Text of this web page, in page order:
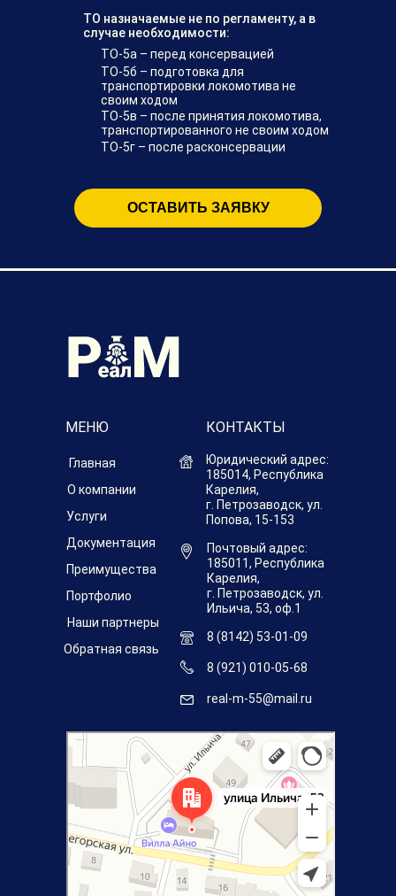
ТО назначаемые не по регламенту, а в
случае необходимости:
ТО-5а – перед консервацией
ОСТАВИТЬ ЗАЯВКУ
ТО-5б – подготовка для
транспортировки локомотива не
своим ходом
ТО-5г – после расконсервации
ТО-5в – после принятия локомотива,
транспортированного не своим ходом
О компании
МЕНЮ
Услуги
Документация
Преимущества
Портфолио
Наши партнеры
Обратная связь
КОНТАКТЫ
Юридический адрес:
185014, Республика
Карелия,
г. Петрозаводск, ул.
Попова, 15-153
Почтовый адрес:
185011, Республика
Карелия,
г. Петрозаводск, ул.
Ильича, 53, оф.1
8 (8142) 53-01-09
8 (921) 010-05-68
real-m-55@mail.ru
Петрозаводск
Улица Ильича, 53 — Яндекс.Карты
Главная